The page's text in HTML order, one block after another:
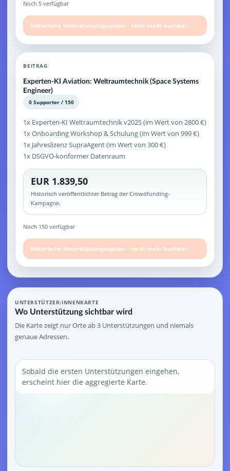
Noch 5 verfügbar
Historische Unterstützungsoption – nicht mehr buchbar.
BEITRAG
Experten-KI Aviation: Weltraumtechnik (Space Systems
Engineer)
0 Supporter / 150
1x Experten-KI Weltraumtechnik v2025 (im Wert von 2800 €)
1x Onboarding Workshop & Schulung (im Wert von 999 €)
1x Jahreslizenz SupraAgent (im Wert von 300 €)
1x DSGVO-konformer Datenraum
EUR 1.839,50
Historisch veröffentlichter Betrag der Crowdfunding-
Kampagne.
Noch 150 verfügbar
Historische Unterstützungsoption – nicht mehr buchbar.
UNTERSTÜTZER:INNENKARTE
Wo Unterstützung sichtbar wird
Die Karte zeigt nur Orte ab 3 Unterstützungen und niemals
genaue Adressen.
Sobald die ersten Unterstützungen eingehen,
erscheint hier die aggregierte Karte.